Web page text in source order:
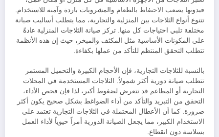
فبدونها يصعب الاحتفاظ بالطعام والمشروبات باردة وآمنة للاستخدام.
تتنوع أنواع الثلاجات بين المنزلية والتجارية، مما يتطلب أساليب صيانة
مختلفة تلبي احتياجات كل منها. تركز صيانة الثلاجات المنزلية عادةً
على المكونات الأساسية مثل المكثف والمبخر، حيث إن هذه الأنظمة
تتطلب التحقق المنتظم للتأكد من عملها بكفاءة.
بالنسبة للثلاجات التجارية، فإن الأحجام الكبيرة والتحميل المستمر
تتطلب صيانة دورية أكثر شمولاً. الثلاجات المستخدمة في المحلات
التجارية أو المطاعم قد تتعرض لضغوط أكبر، لذا فإن فحص الأداء،
التحقق من التبريد والتأكد من أداء الضواغط بشكل صحيح يكون أكثر
ضرورة. كما أن الأعطال المحتملة في الثلاجات التجارية تعتمد على
الاستخدام الكبير، مما يجعل الصيانة الدورية أمراً حيوياً لأداء العمل
بسلاسة دون انقطاع.